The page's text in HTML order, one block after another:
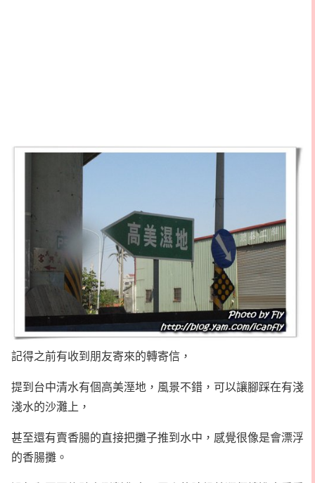
記得之前有收到朋友寄來的轉寄信，
提到台中清水有個高美溼地，風景不錯，可以讓腳踩在有淺
淺水的沙灘上，
甚至還有賣香腸的直接把攤子推到水中，感覺很像是會漂浮
的香腸攤。